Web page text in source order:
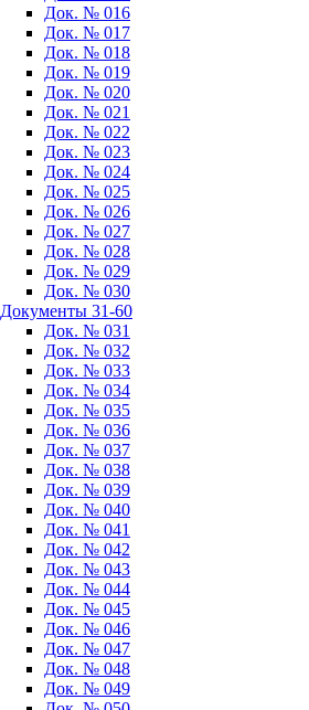
Док. № 016
Док. № 017
Док. № 018
Док. № 019
Док. № 020
Док. № 021
Док. № 022
Док. № 023
Док. № 024
Док. № 025
Док. № 026
Док. № 027
Док. № 028
Док. № 029
Док. № 030
Документы 31-60
Док. № 031
Док. № 032
Док. № 033
Док. № 034
Док. № 035
Док. № 036
Док. № 037
Док. № 038
Док. № 039
Док. № 040
Док. № 041
Док. № 042
Док. № 043
Док. № 044
Док. № 045
Док. № 046
Док. № 047
Док. № 048
Док. № 049